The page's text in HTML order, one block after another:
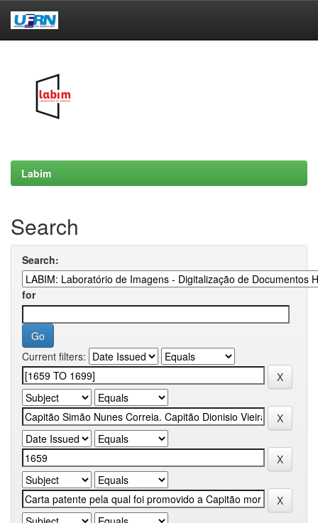
Labim
Search
Search:
for
Current filters: